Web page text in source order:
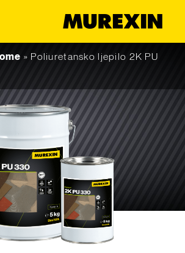
» Poliuretansko ljepilo 2K PU